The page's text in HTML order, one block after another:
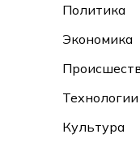
Политика
Экономика
Технологии
Культура